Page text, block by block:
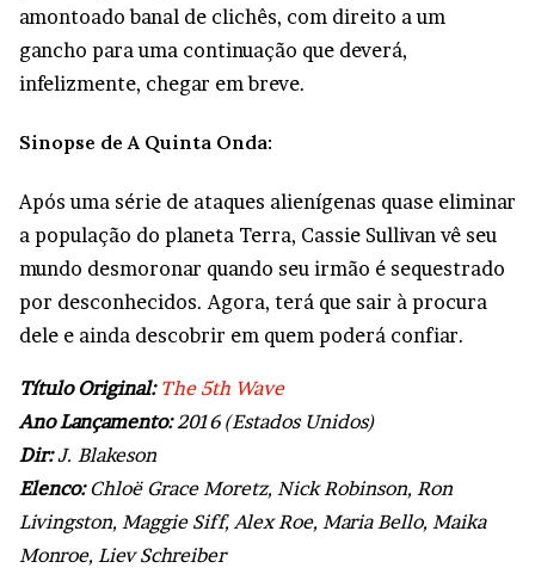
amontoado banal de clichês, com direito a um
gancho para uma continuação que deverá,
infelizmente, chegar em breve.
Sinopse de A Quinta Onda:
Após uma série de ataques alienígenas quase eliminar
a população do planeta Terra, Cassie Sullivan vê seu
mundo desmoronar quando seu irmão é sequestrado
por desconhecidos. Agora, terá que sair à procura
dele e ainda descobrir em quem poderá confiar.
Título Original: The 5th Wave
Ano Lançamento:2016 (Estados Unidos)
Dir:J. Blakeson
Elenco:Chloë Grace Moretz, Nick Robinson, Ron
Livingston, Maggie Siff, Alex Roe, Maria Bello, Maika
Monroe, Liev Schreiber